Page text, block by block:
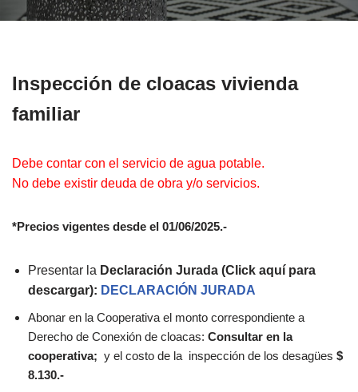
Inspección de cloacas vivienda
familiar
Debe contar con el servicio de agua potable.
No debe existir deuda de obra y/o servicios.
*Precios vigentes desde el 01/06/2025.-
Presentar la Declaración Jurada (Click aquí para
descargar): DECLARACIÓN JURADA
Abonar en la Cooperativa el monto correspondiente a
Derecho de Conexión de cloacas: Consultar en la
cooperativa; y el costo de la inspección de los desagües $
8.130.-